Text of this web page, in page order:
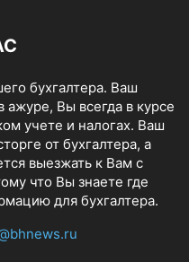
бухгалтера. Ваш
ажуре, Вы всегда в курсе
учете и налогах. Ваш
от бухгалтера, а
выезжать к Вам с
что Вы знаете где
для бухгалтера.